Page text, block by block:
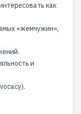
как
«жемчужин»,
и